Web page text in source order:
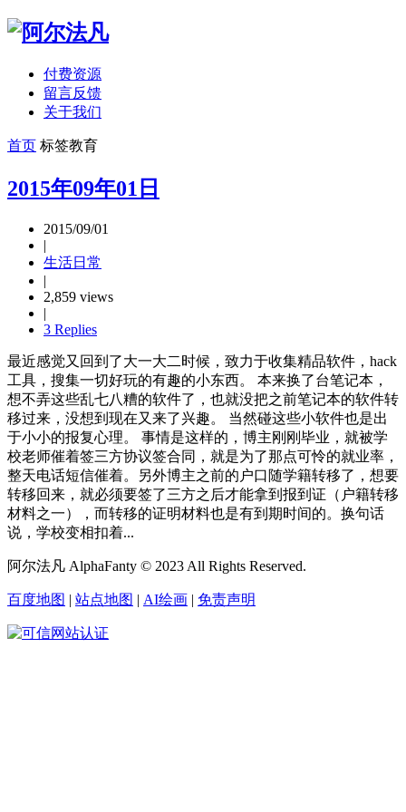
付费资源
留言反馈
关于我们
首页 标签教育
2015年09年01日
2015/09/01
|
生活日常
|
2,859 views
|
3 Replies
最近感觉又回到了大一大二时候，致力于收集精品软件，hack
工具，搜集一切好玩的有趣的小东西。 本来换了台笔记本，
想不弄这些乱七八糟的软件了，也就没把之前笔记本的软件转
移过来，没想到现在又来了兴趣。 当然碰这些小软件也是出
于小小的报复心理。 事情是这样的，博主刚刚毕业，就被学
校老师催着签三方协议签合同，就是为了那点可怜的就业率，
整天电话短信催着。另外博主之前的户口随学籍转移了，想要
转移回来，就必须要签了三方之后才能拿到报到证（户籍转移
材料之一），而转移的证明材料也是有到期时间的。换句话
说，学校变相扣着...
阿尔法凡 AlphaFanty © 2023 All Rights Reserved.
百度地图 | 站点地图 | AI绘画 | 免责声明